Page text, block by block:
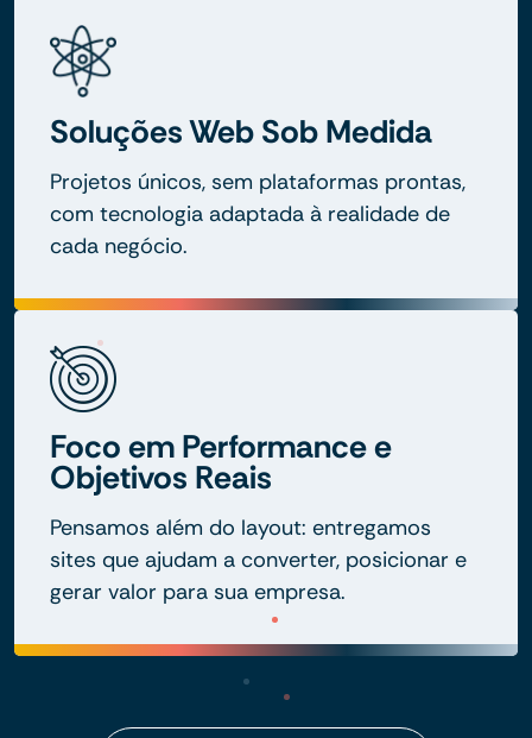
Soluções Web Sob Medida
Projetos únicos, sem plataformas prontas,
com tecnologia adaptada à realidade de
cada negócio.
Foco em Performance e
Objetivos Reais
Pensamos além do layout: entregamos
sites que ajudam a converter, posicionar e
gerar valor para sua empresa.